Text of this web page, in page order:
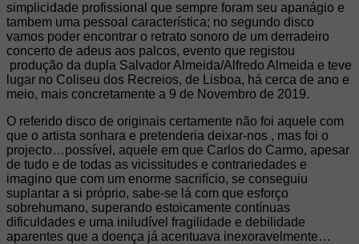
simplicidade profissional que sempre foram seu apanágio e
tambem uma pessoal característica; no segundo disco
vamos poder encontrar o retrato sonoro de um derradeiro
concerto de adeus aos palcos, evento que registou
produção da dupla Salvador Almeida/Alfredo Almeida e teve
lugar no Coliseu dos Recreios, de Lisboa, há cerca de ano e
meio, mais concretamente a 9 de Novembro de 2019.
O referido disco de originais certamente não foi aquele com
que o artista sonhara e pretenderia deixar-nos , mas foi o
projecto…possível, aquele em que Carlos do Carmo, apesar
de tudo e de todas as vicissitudes e contrariedades e
imagino que com um enorme sacrifício, se conseguiu
suplantar a si próprio, sabe-se lá com que esforço
sobrehumano, superando estoicamente contínuas
dificuldades e uma iniludível fragilidade e debilidade
aparentes que a doença já acentuava inexoravelmente…